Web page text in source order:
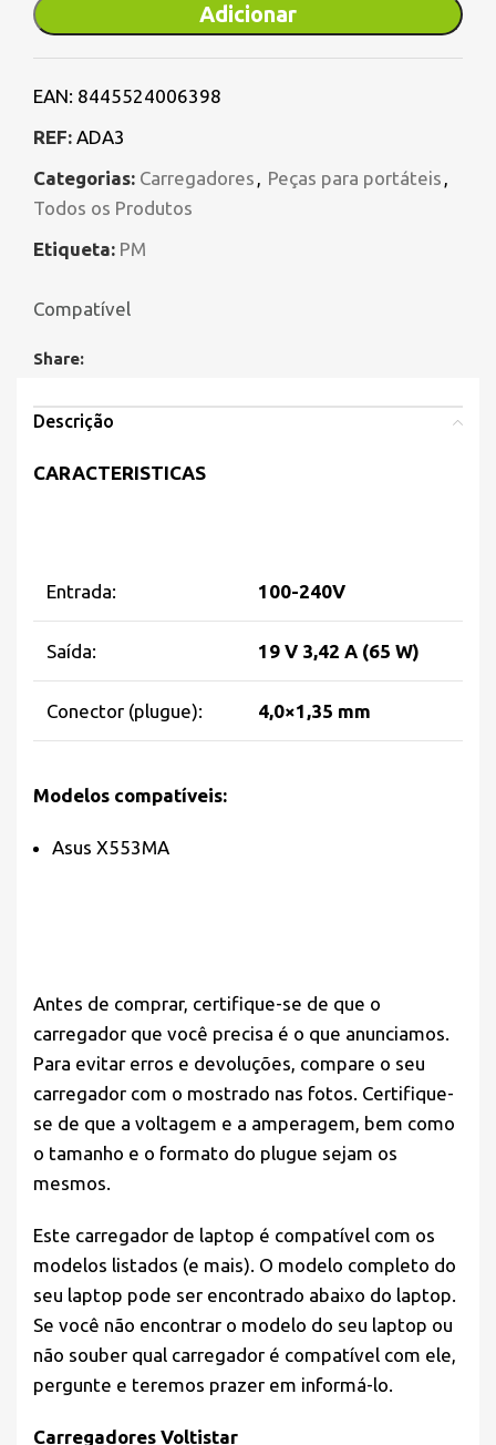
Adicionar
EAN: 8445524006398
REF: ADA3
Categorias: Carregadores , Peças para portáteis ,
Todos os Produtos
Etiqueta: PM
Compatível
Share:
Descrição
CARACTERISTICAS
Entrada: 100-240V
Saída: 19 V 3,42 A (65 W)
Conector (plugue): 4,0×1,35 mm
Modelos compatíveis:
Asus X553MA
Antes de comprar, certifique-se de que o
carregador que você precisa é o que anunciamos.
Para evitar erros e devoluções, compare o seu
carregador com o mostrado nas fotos. Certifique-
se de que a voltagem e a amperagem, bem como
o tamanho e o formato do plugue sejam os
mesmos.
Este carregador de laptop é compatível com os
modelos listados (e mais). O modelo completo do
seu laptop pode ser encontrado abaixo do laptop.
Se você não encontrar o modelo do seu laptop ou
não souber qual carregador é compatível com ele,
pergunte e teremos prazer em informá-lo.
Carregadores Voltistar